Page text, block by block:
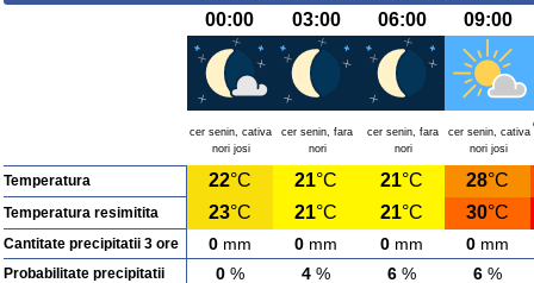
00:00 03:00 06:00 09:00
cer senin, cativa
nori josi
cer senin, fara
nori
cer senin, fara
nori
cer senin, cativa
nori josi
Temperatura 22°C 21°C 21°C 28°C
Temperatura resimitita 23°C 21°C 21°C 30°C
Cantitate precipitatii 3 ore 0 mm 0 mm 0 mm 0 mm
Probabilitate precipitatii 0 % 4 % 6 % 6 %